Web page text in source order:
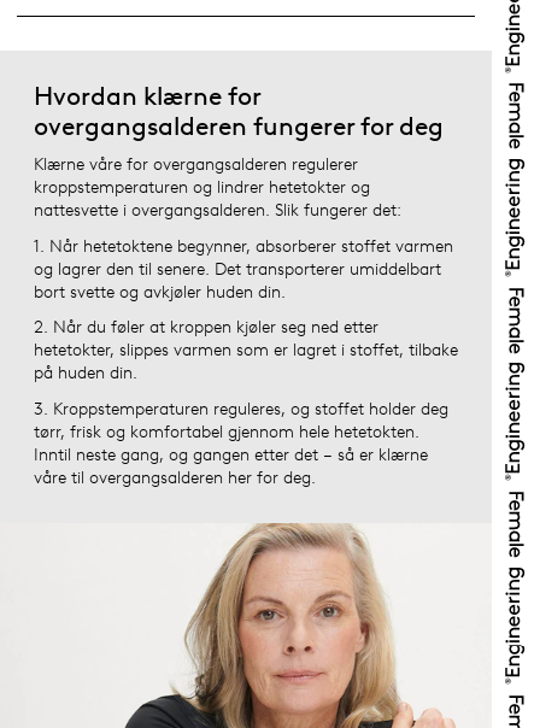
Hvordan klærne for
overgangsalderen fungerer for deg
Klærne våre for overgangsalderen regulerer
kroppstemperaturen og lindrer hetetokter og
nattesvette i overgangsalderen. Slik fungerer det:
1. Når hetetoktene begynner, absorberer stoffet varmen
og lagrer den til senere. Det transporterer umiddelbart
bort svette og avkjøler huden din.
2. Når du føler at kroppen kjøler seg ned etter
hetetokter, slippes varmen som er lagret i stoffet, tilbake
på huden din.
3. Kroppstemperaturen reguleres, og stoffet holder deg
tørr, frisk og komfortabel gjennom hele hetetokten.
Inntil neste gang, og gangen etter det – så er klærne
våre til overgangsalderen her for deg.